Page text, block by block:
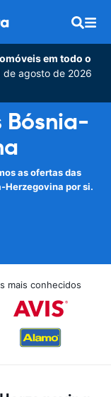
em todo o
de agosto de 2026
Bósnia-
as ofertas das
Herzegovina por si.
mais conhecidos